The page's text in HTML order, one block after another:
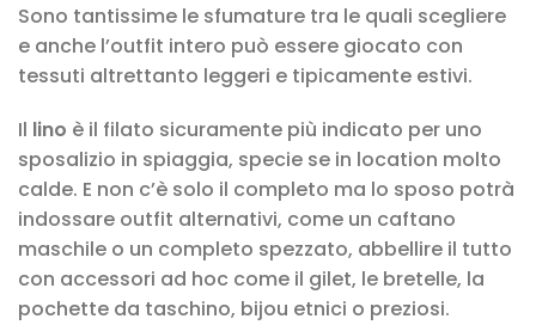
Sono tantissime le sfumature tra le quali scegliere
e anche l’outfit intero può essere giocato con
tessuti altrettanto leggeri e tipicamente estivi.
Il lino è il filato sicuramente più indicato per uno
sposalizio in spiaggia, specie se in location molto
calde. E non c’è solo il completo ma lo sposo potrà
indossare outfit alternativi, come un caftano
maschile o un completo spezzato, abbellire il tutto
con accessori ad hoc come il gilet, le bretelle, la
pochette da taschino, bijou etnici o preziosi.